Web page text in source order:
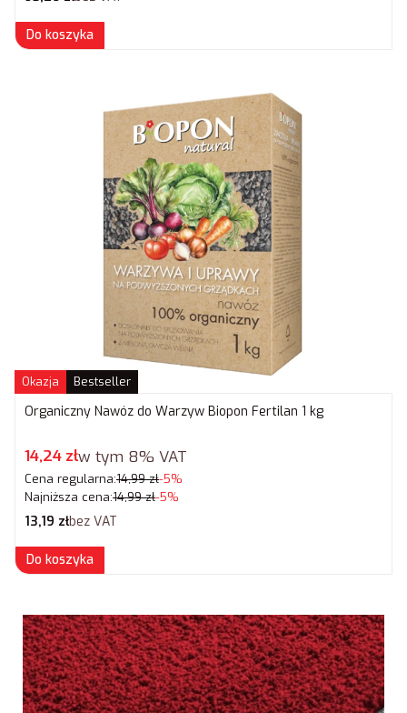
Do koszyka
Okazja Bestseller
Organiczny Nawóz do Warzyw Biopon Fertilan 1 kg
Cena promocyjna brutto
14,24 złw tym 8% VAT
Cena regularna:14,99 zł-5%
Najniższa cena:14,99 zł-5%
Cena netto
13,19 złbez VAT
Do koszyka